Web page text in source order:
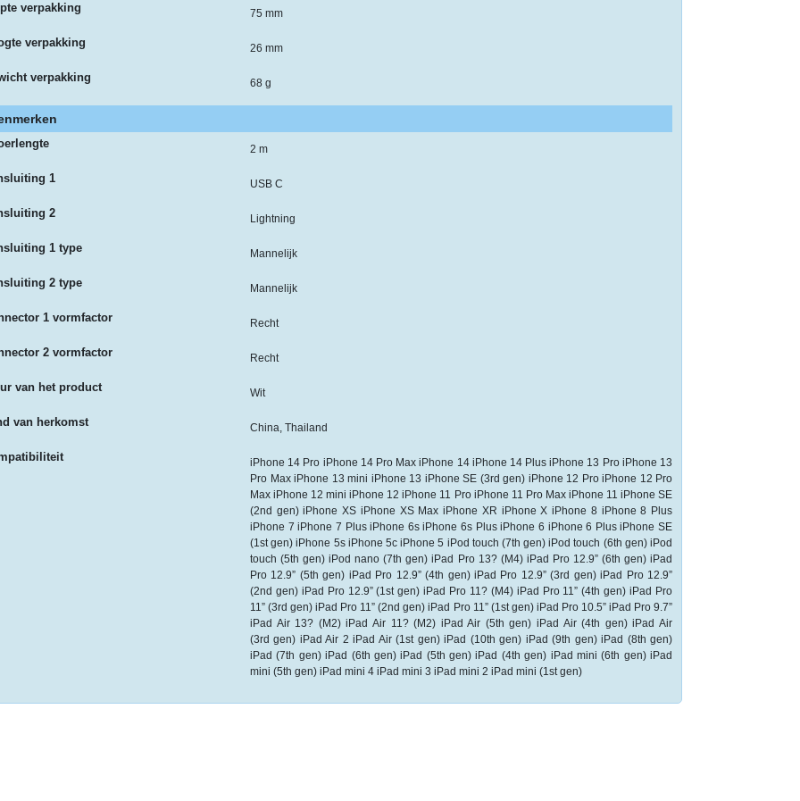
verpakking 75 mm
verpakking 26 mm
verpakking 68 g
2 m
1 USB C
2 Lightning
1 type Mannelijk
2 type Mannelijk
1 vormfactor Recht
2 vormfactor Recht
van het product Wit
van herkomst China, Thailand
iPhone 14 Pro iPhone 14 Pro Max iPhone 14 iPhone 14 Plus iPhone 13 Pro iPhone 13
Pro Max iPhone 13 mini iPhone 13 iPhone SE (3rd gen) iPhone 12 Pro iPhone 12 Pro
Max iPhone 12 mini iPhone 12 iPhone 11 Pro iPhone 11 Pro Max iPhone 11 iPhone SE
(2nd gen) iPhone XS iPhone XS Max iPhone XR iPhone X iPhone 8 iPhone 8 Plus
iPhone 7 iPhone 7 Plus iPhone 6s iPhone 6s Plus iPhone 6 iPhone 6 Plus iPhone SE
(1st gen) iPhone 5s iPhone 5c iPhone 5 iPod touch (7th gen) iPod touch (6th gen) iPod
touch (5th gen) iPod nano (7th gen) iPad Pro 13? (M4) iPad Pro 12.9” (6th gen) iPad
Pro 12.9” (5th gen) iPad Pro 12.9” (4th gen) iPad Pro 12.9” (3rd gen) iPad Pro 12.9”
(2nd gen) iPad Pro 12.9” (1st gen) iPad Pro 11? (M4) iPad Pro 11” (4th gen) iPad Pro
11” (3rd gen) iPad Pro 11” (2nd gen) iPad Pro 11” (1st gen) iPad Pro 10.5” iPad Pro 9.7”
iPad Air 13? (M2) iPad Air 11? (M2) iPad Air (5th gen) iPad Air (4th gen) iPad Air
(3rd gen) iPad Air 2 iPad Air (1st gen) iPad (10th gen) iPad (9th gen) iPad (8th gen)
iPad (7th gen) iPad (6th gen) iPad (5th gen) iPad (4th gen) iPad mini (6th gen) iPad
mini (5th gen) iPad mini 4 iPad mini 3 iPad mini 2 iPad mini (1st gen)